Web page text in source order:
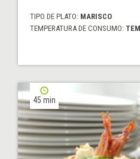
TIPO DE PLATO: MARISCO
TEMPERATURA DE CONSUMO:
45 min